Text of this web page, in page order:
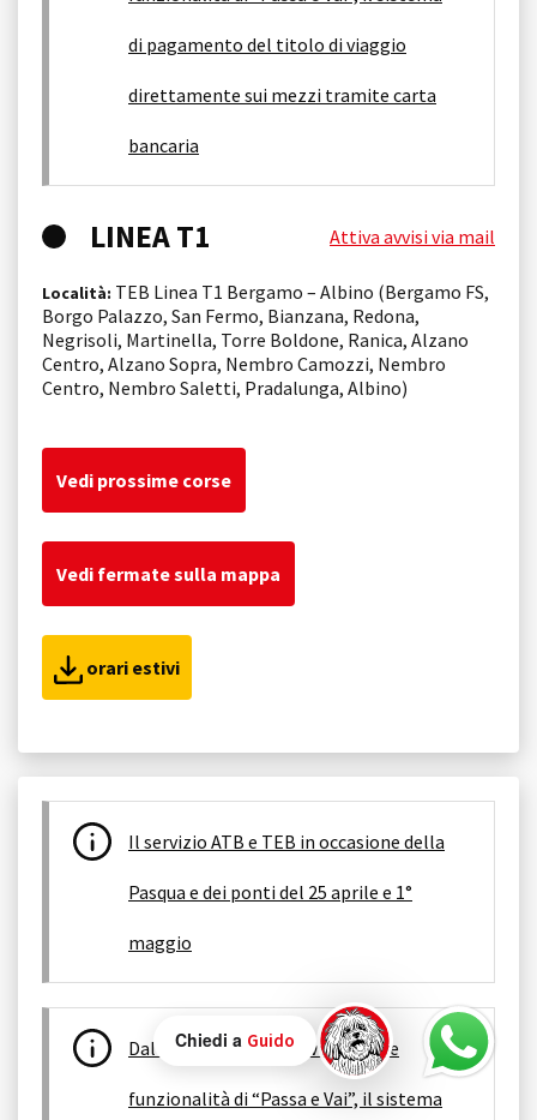
di pagamento del titolo di viaggio
direttamente sui mezzi tramite carta
bancaria
LINEA T1 Attiva avvisi via mail
Località: TEB Linea T1 Bergamo – Albino (Bergamo FS,
Borgo Palazzo, San Fermo, Bianzana, Redona,
Negrisoli, Martinella, Torre Boldone, Ranica, Alzano
Centro, Alzano Sopra, Nembro Camozzi, Nembro
Centro, Nembro Saletti, Pradalunga, Albino)
Vedi prossime corse
Vedi fermate sulla mappa
orari estivi
Il servizio ATB e TEB in occasione della
Pasqua e dei ponti del 25 aprile e 1°
maggio
Dal 15 luglio sono attive le nuove
funzionalità di “Passa e Vai”, il sistema
Chiedi a Guido